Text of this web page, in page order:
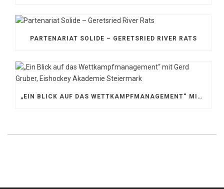
PARTENARIAT SOLIDE – GERETSRIED RIVER RATS
„EIN BLICK AUF DAS WETTKAMPFMANAGEMENT“ MIT GERD GRUBER, EISHOCKEY AKADEMIE STEIERMARK